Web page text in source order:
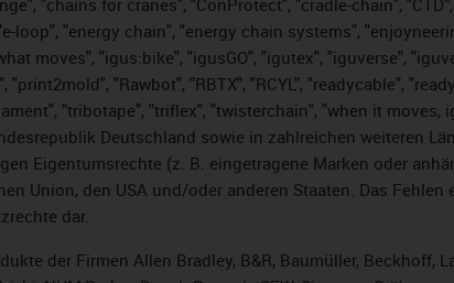
"chains for cranes", "ConProtect", "cradle-chain",
loop", "energy chain", "energy chain systems",
moves", "igus:bike", "igusGO", "igutex", "iguverse",
"Rawbot", "RBTX", "RCYL", "readycable",
"tribotape", "triflex", "twisterchain", "when it
Deutschland sowie in zahlreichen weiteren
Eigentumsrechte (z. B. eingetragene Marken oder
Union, den USA und/oder anderen Staaten. Das
dar.
der Firmen Allen Bradley, B&R, Baumüller, Beckhoff,